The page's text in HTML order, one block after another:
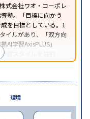
式会社ワオ・コーポレ
塾。「目標に向かう
を目標としている。1
イルがあり、「双方向
AI学習AxisPLUS」
習スタイルを目的
環境